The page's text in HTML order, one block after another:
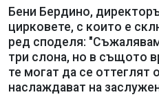
Бени Бердино,
цирковете, с които е
ред споделя:
три слона, но в същото
те могат да се оттеглят
наслаждават на